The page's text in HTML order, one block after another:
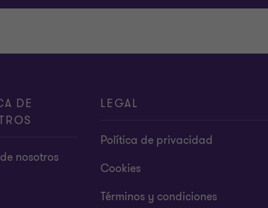
DE
nosotros
LEGAL
Política de privacidad
Cookies
Términos y condiciones